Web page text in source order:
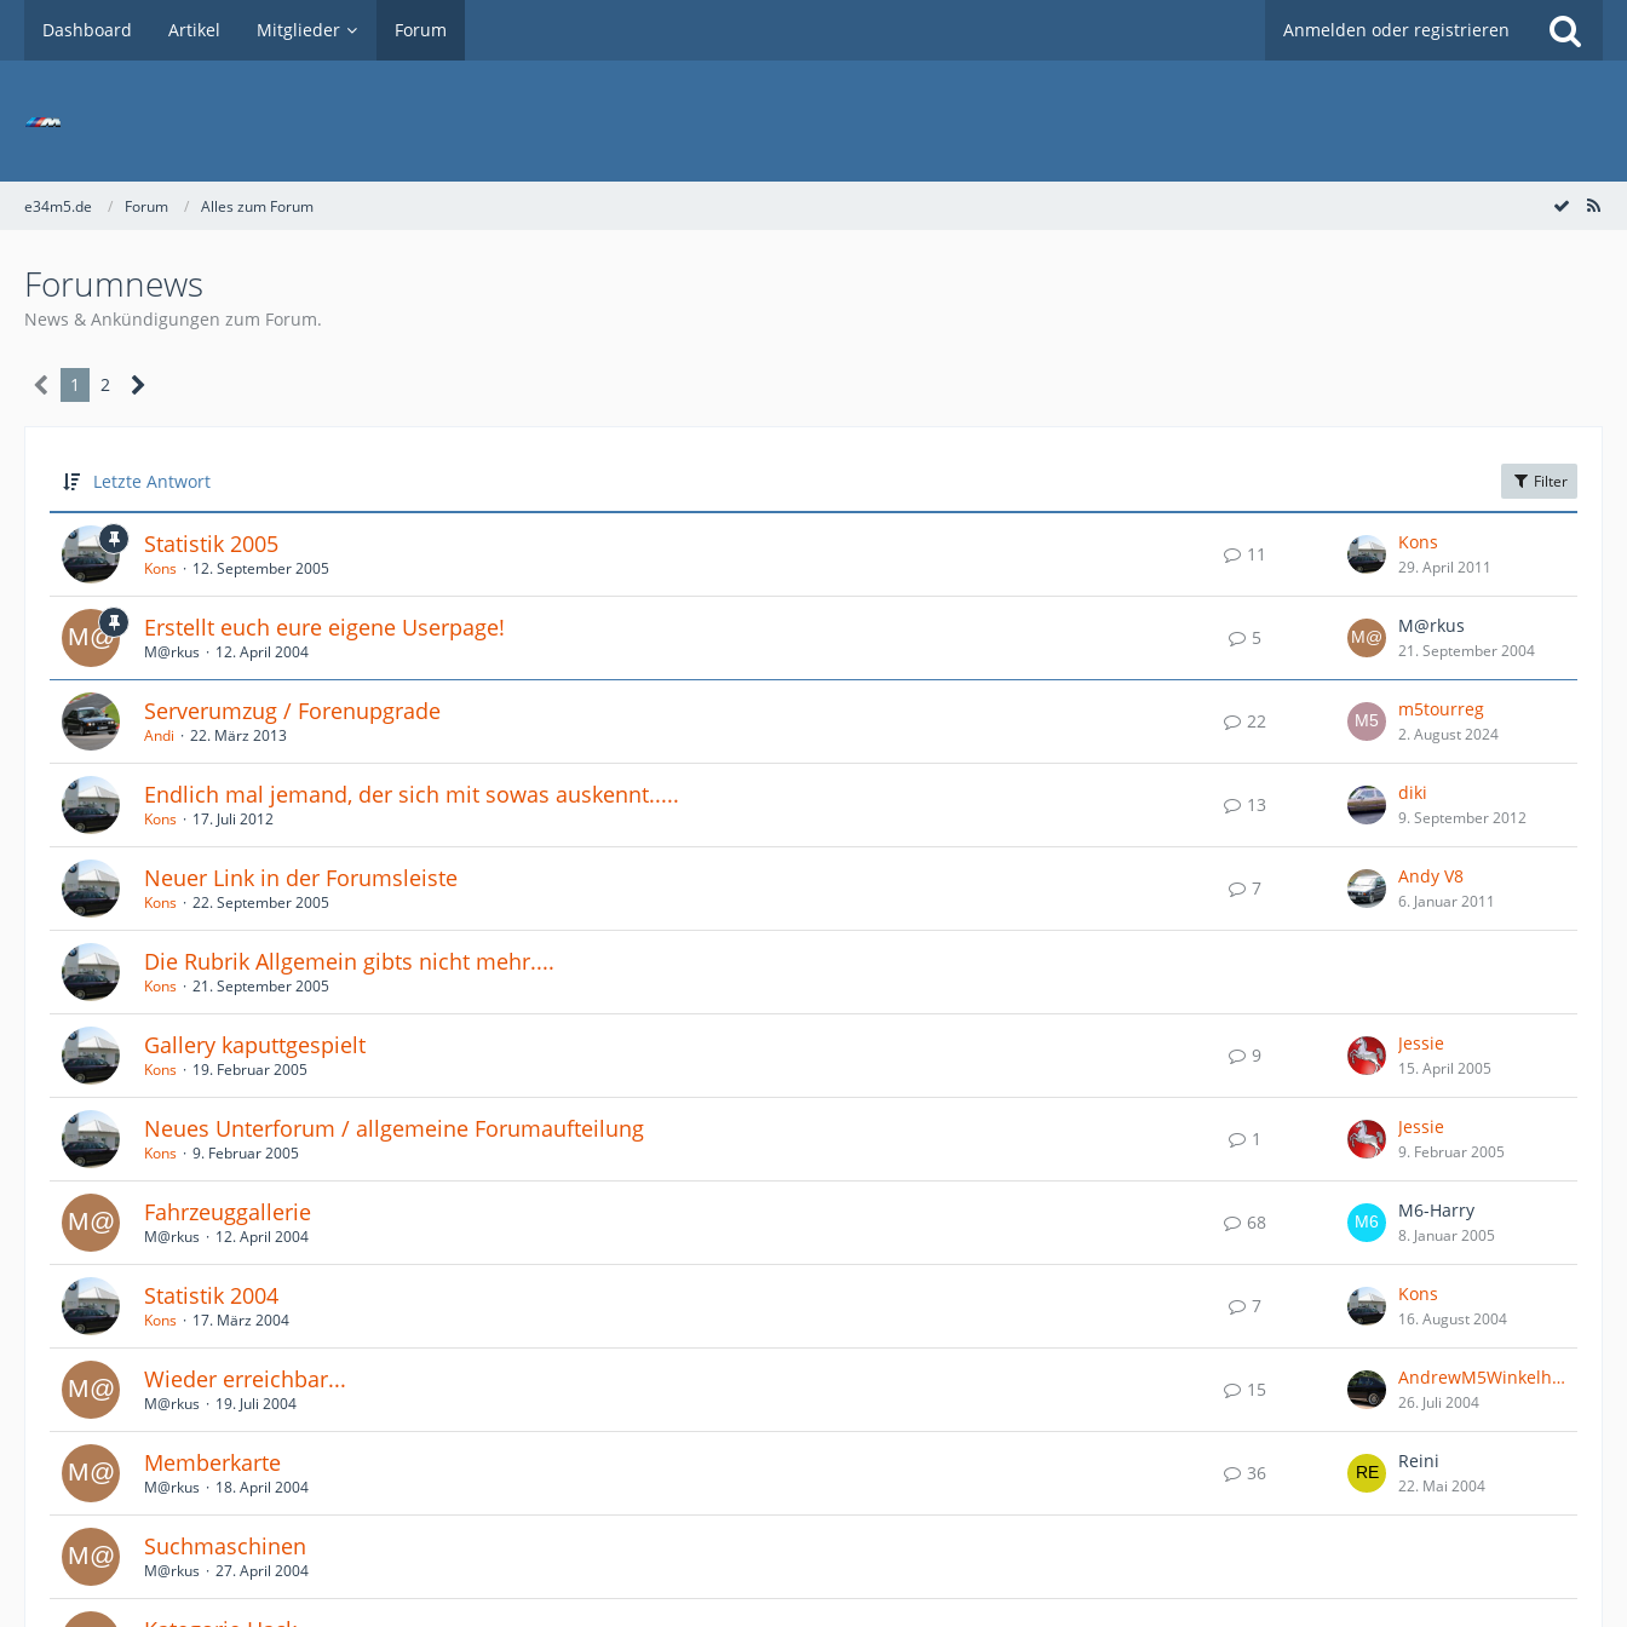
Dashboard Artikel Mitglieder Forum Anmelden oder registrieren
e34m5.de Forum Alles zum Forum
Forumnews
News & Ankündigungen zum Forum.
1 2
Letzte Antwort Filter
Statistik 2005
Kons 12. September 2005
11
Kons
29. April 2011
Erstellt euch eure eigene Userpage!
M@rkus 12. April 2004
5
M@rkus
21. September 2004
Serverumzug / Forenupgrade
Andi 22. März 2013
22
m5tourreg
2. August 2024
Endlich mal jemand, der sich mit sowas auskennt.....
Kons 17. Juli 2012
13
diki
9. September 2012
Neuer Link in der Forumsleiste
Kons 22. September 2005
7
Andy V8
6. Januar 2011
Die Rubrik Allgemein gibts nicht mehr....
Kons 21. September 2005
Gallery kaputtgespielt
Kons 19. Februar 2005
9
Jessie
15. April 2005
Neues Unterforum / allgemeine Forumaufteilung
Kons 9. Februar 2005
1
Jessie
9. Februar 2005
Fahrzeuggallerie
M@rkus 12. April 2004
68
M6-Harry
8. Januar 2005
Statistik 2004
Kons 17. März 2004
7
Kons
16. August 2004
Wieder erreichbar...
M@rkus 19. Juli 2004
15
AndrewM5Winkelhock
26. Juli 2004
Memberkarte
M@rkus 18. April 2004
36
Reini
22. Mai 2004
Suchmaschinen
M@rkus 27. April 2004